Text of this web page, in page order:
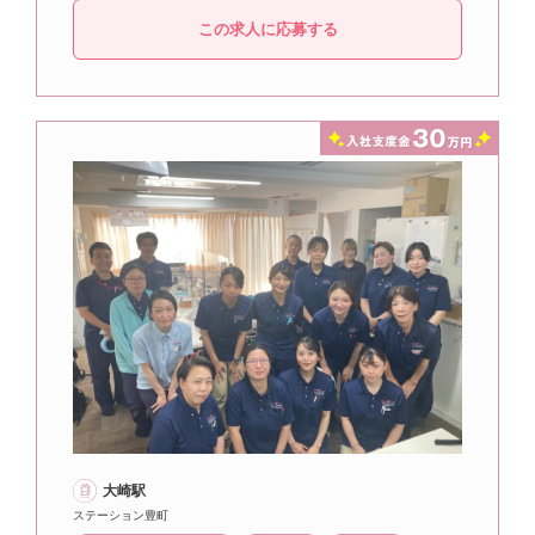
この求人に応募する
大崎駅
ステーション豊町